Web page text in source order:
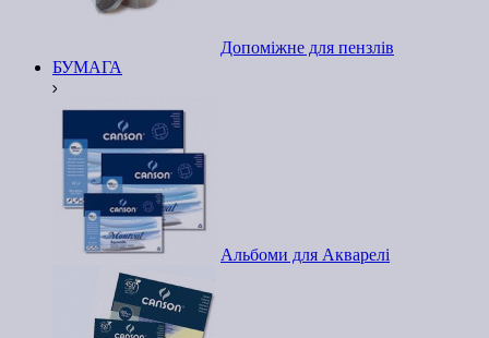
Допоміжне для пензлів
БУМАГА
Альбоми для Акварелі